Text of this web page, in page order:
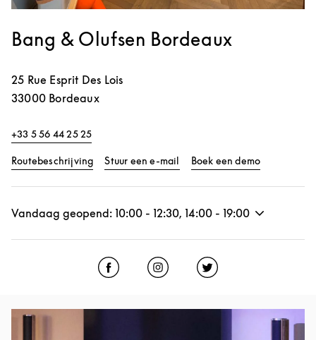
Bang & Olufsen Bordeaux
25 Rue Esprit Des Lois
33000 Bordeaux
+33 5 56 44 25 25
RoutebeschrijvingLink Opens in New Tab
Stuur een e-mail Boek een demo
Vandaag geopend: 10:00 - 12:30, 14:00 - 19:00
Click to open Facebook
Link Opens in New Tab
Click to open Instagram
Link Opens in New Tab
Click to open Twitter
Link Opens in
Afbeelding van evenement